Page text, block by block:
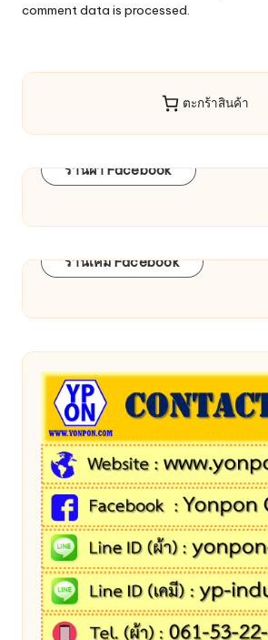
comment data is processed.
ตะกร้าสินค้า
ร้านผ้า Facebook
ร้านเคมี Facebook